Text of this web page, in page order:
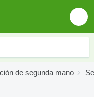
de segunda mano